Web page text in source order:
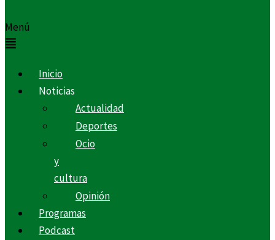
Menú
Inicio
Noticias
Actualidad
Deportes
Ocio
y
cultura
Opinión
Programas
Podcast